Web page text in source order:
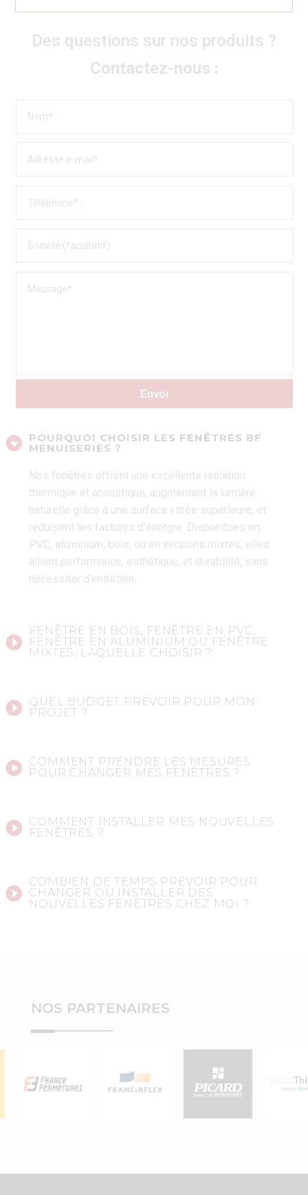
POURQUOI CHOISIR LES FENÊTRES BF
MENUISERIES ?
Nos fenêtres offrent une excellente isolation
thermique et acoustique, augmentent la lumière
naturelle grâce à une surface vitrée supérieure, et
réduisent les factures d’énergie. Disponibles en
PVC, aluminium, bois, ou en versions mixtes, elles
allient performance, esthétique, et durabilité, sans
nécessiter d’entretien.
FENÊTRE EN BOIS, FENÊTRE EN PVC,
FENÊTRE EN ALUMINIUM OU FENÊTRE
MIXTES, LAQUELLE CHOISIR ?
QUEL BUDGET PRÉVOIR POUR MON
PROJET ?
COMMENT PRENDRE LES MESURES
POUR CHANGER MES FENÊTRES ?
COMMENT INSTALLER MES NOUVELLES
FENÊTRES ?
COMBIEN DE TEMPS PRÉVOIR POUR
CHANGER OU INSTALLER DES
NOUVELLES FENÊTRES CHEZ MOI ?
Des questions sur nos produits ?
Contactez-nous :
Envoi
NOS PARTENAIRES